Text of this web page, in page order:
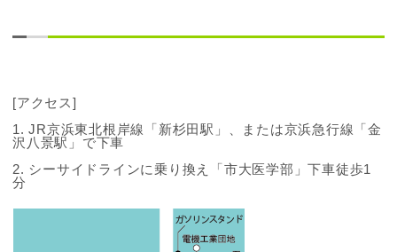
[アクセス]
1. JR京浜東北根岸線「新杉田駅」、または京浜急行線「金
沢八景駅」で下車
2. シーサイドラインに乗り換え「市大医学部」下車徒歩1
分